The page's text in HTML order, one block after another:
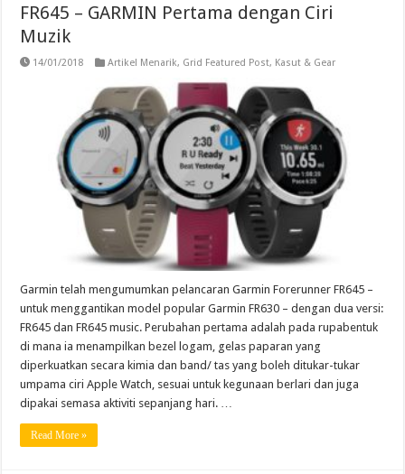
FR645 – GARMIN Pertama dengan Ciri
Muzik
14/01/2018 Artikel Menarik, Grid Featured Post, Kasut & Gear
Garmin telah mengumumkan pelancaran Garmin Forerunner FR645 –
untuk menggantikan model popular Garmin FR630 – dengan dua versi:
FR645 dan FR645 music. Perubahan pertama adalah pada rupabentuk
di mana ia menampilkan bezel logam, gelas paparan yang
diperkuatkan secara kimia dan band/ tas yang boleh ditukar-tukar
umpama ciri Apple Watch, sesuai untuk kegunaan berlari dan juga
dipakai semasa aktiviti sepanjang hari. …
Read More »